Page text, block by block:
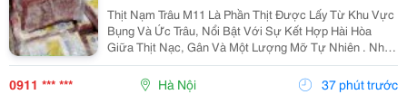
Thịt Nạm Trâu M11 Là Phần Thịt Được Lấy Từ Khu Vực
Bụng Và Ức Trâu, Nổi Bật Với Sự Kết Hợp Hài Hòa
Giữa Thịt Nạc, Gân Và Một Lượng Mỡ Tự Nhiên . Nhờ
Vậy, Nạm Trâu Có Độ Mềm Ngọt Của Thịt, Xen Lẫn Độ
Giòn Dai Hấp Dẫn Của Gân, Khi Chế Biến Đậm Vị
Nhưng...
0911 *** *** Hà Nội 37 phút trước